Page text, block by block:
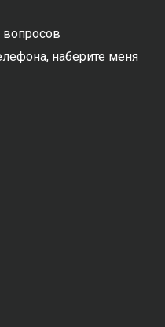
вопросов
наберите меня